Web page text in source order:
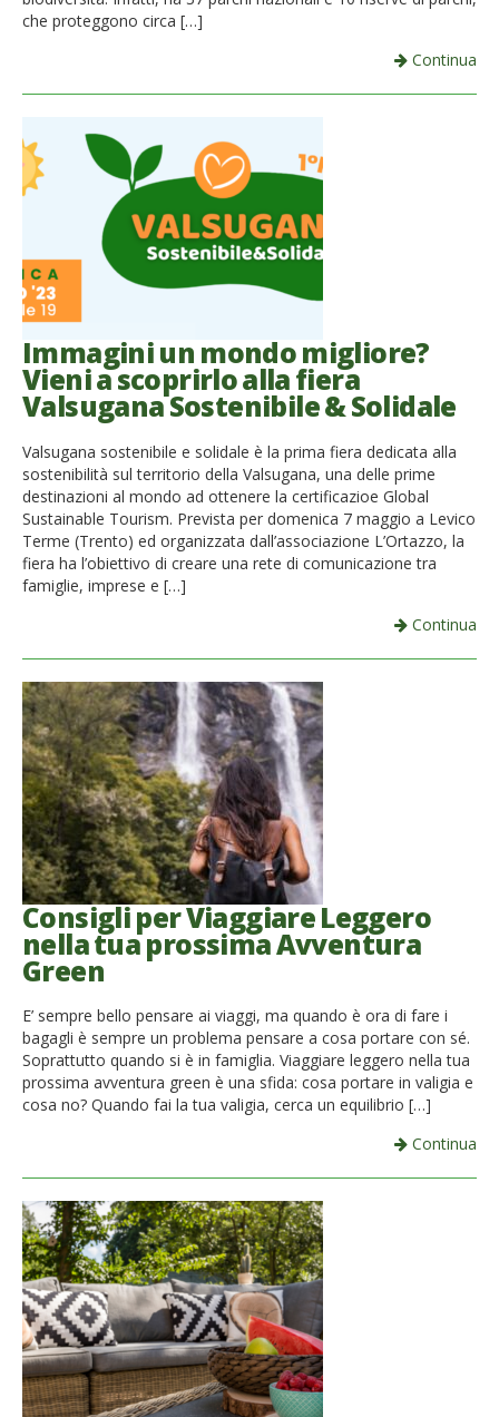
che proteggono circa […]
Continua
Immagini un mondo migliore?
Vieni a scoprirlo alla fiera
Valsugana Sostenibile & Solidale
Valsugana sostenibile e solidale è la prima fiera dedicata alla
sostenibilità sul territorio della Valsugana, una delle prime
destinazioni al mondo ad ottenere la certificazioe Global
Sustainable Tourism. Prevista per domenica 7 maggio a Levico
Terme (Trento) ed organizzata dall’associazione L’Ortazzo, la
fiera ha l’obiettivo di creare una rete di comunicazione tra
famiglie, imprese e […]
Continua
Consigli per Viaggiare Leggero
nella tua prossima Avventura
Green
E’ sempre bello pensare ai viaggi, ma quando è ora di fare i
bagagli è sempre un problema pensare a cosa portare con sé.
Soprattutto quando si è in famiglia. Viaggiare leggero nella tua
prossima avventura green è una sfida: cosa portare in valigia e
cosa no? Quando fai la tua valigia, cerca un equilibrio […]
Continua